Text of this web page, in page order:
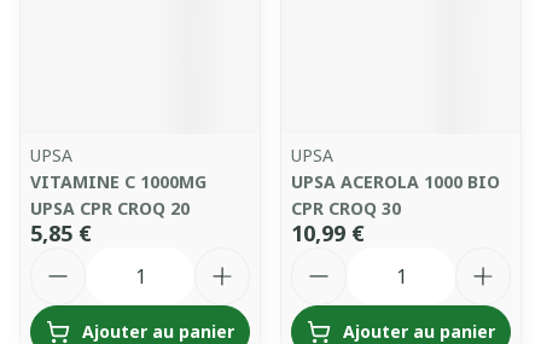
UPSA
VITAMINE C 1000MG
UPSA CPR CROQ 20
5,85 €
Ajouter au panier
UPSA
UPSA ACEROLA 1000 BIO
CPR CROQ 30
10,99 €
Ajouter au panier